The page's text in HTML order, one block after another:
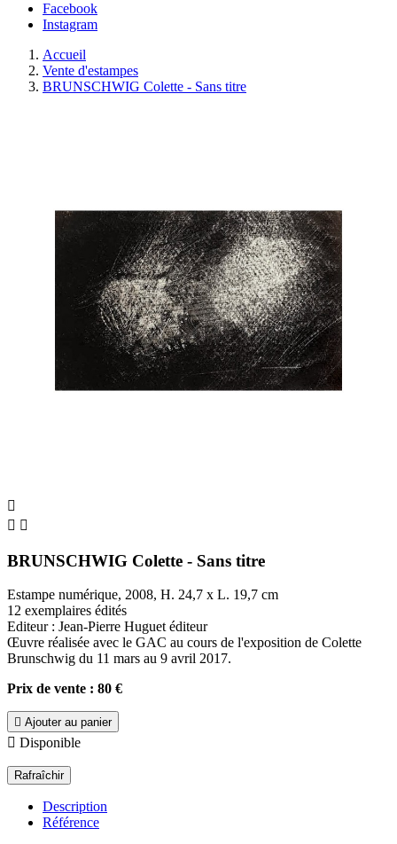
Facebook
Instagram
Accueil
Vente d'estampes
BRUNSCHWIG Colette - Sans titre

 
BRUNSCHWIG Colette - Sans titre
Estampe numérique, 2008, H. 24,7 x L. 19,7 cm
12 exemplaires édités
Editeur : Jean-Pierre Huguet éditeur
Œuvre réalisée avec le GAC au cours de l'exposition de Colette
Brunschwig du 11 mars au 9 avril 2017.
Prix de vente : 80 €
 Ajouter au panier
 Disponible
Description
Référence